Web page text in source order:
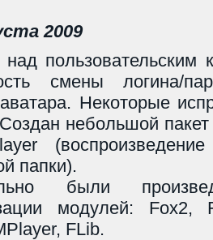
2009
над пользовательским
смены логина/
Некоторые
небольшой
папки).
были
модулей: Fox2,
FLib.